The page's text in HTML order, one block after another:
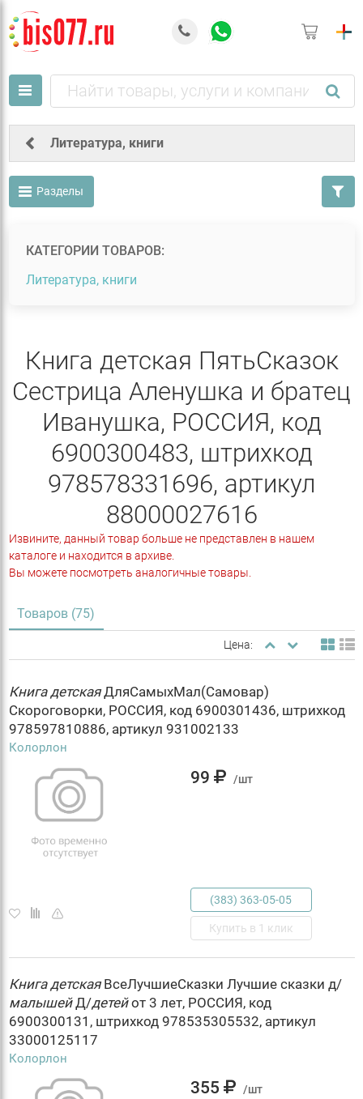
Литература, книги
Разделы
КАТЕГОРИИ ТОВАРОВ:
Литература, книги
Книга детская ПятьСказок
Сестрица Аленушка и братец
Иванушка, РОССИЯ, код
6900300483, штрихкод
978578331696, артикул
88000027616
Извините, данный товар больше не представлен в нашем
каталоге и находится в архиве.
Вы можете посмотреть аналогичные товары.
Товаров (75)
Цена:
Книга детскаяДляСамыхМал(Самовар)
Скороговорки, РОССИЯ, код 6900301436, штрихкод
978597810886, артикул 931002133
Колорлон
99 /шт
(383) 363-05-05
Купить в 1 клик
Книга детскаяВсеЛучшиеСказки Лучшие сказки д/
малышейД/детейот 3 лет, РОССИЯ, код
6900300131, штрихкод 978535305532, артикул
33000125117
Колорлон
355 /шт